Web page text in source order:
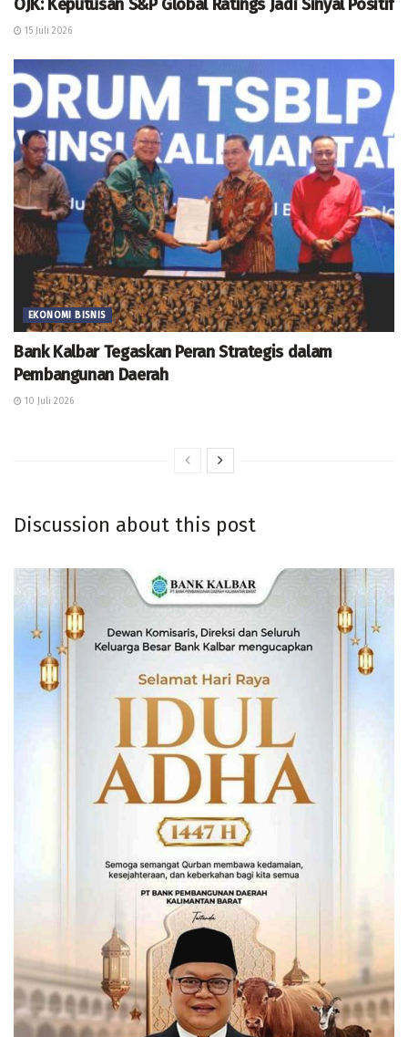
OJK: Keputusan S&P Global Ratings Jadi Sinyal Positif
15 Juli 2026
EKONOMI BISNIS
Bank Kalbar Tegaskan Peran Strategis dalam
Pembangunan Daerah
10 Juli 2026
Discussion about this post